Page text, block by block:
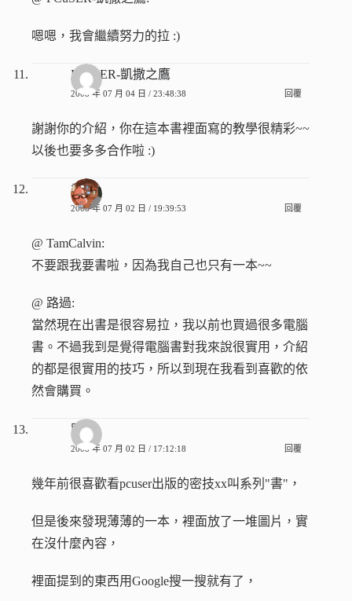
嗯嗯，我會繼續努力的拉 :)
PCuSER-凱撒之鷹
2008 年 07 月 04 日 / 23:48:38 回覆
謝謝你的介紹，你在這本書裡面寫的教學很精彩~~
以後也要多多合作啦 :)
香腸
2008 年 07 月 02 日 / 19:39:53 回覆
@ TamCalvin:
不要跟我要書啦，因為我自己也只有一本~~
@ 路過:
當然現在出書是很容易拉，我以前也買過很多電腦
書。不過我到是覺得電腦書對我來說很實用，介紹
的都是很實用的技巧，所以到現在我看到喜歡的依
然會購買。
路過
2008 年 07 月 02 日 / 17:12:18 回覆
幾年前很喜歡看pcuser出版的密技xx叫系列"書"，
但是後來發現薄薄的一本，裡面放了一堆圖片，實
在沒什麼內容，
裡面提到的東西用Google搜一搜就有了，